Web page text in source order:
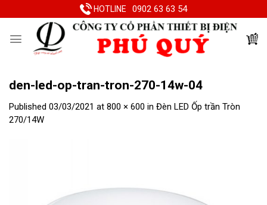
to
HOTLINE 0902 63 63 54
den-led-op-tran-tron-270-14w-04
Published 03/03/2021 at 800 × 600 in Đèn LED Ốp trần Tròn
270/14W